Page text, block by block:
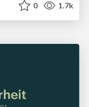
0 1.7k